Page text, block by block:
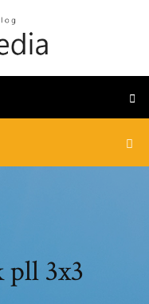
pll 3x3